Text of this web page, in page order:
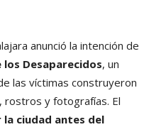
anunció la intención de
Desaparecidos, un
las víctimas construyeron
rostros y fotografías. El
la ciudad antes del